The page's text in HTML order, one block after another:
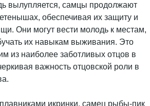
вылупляется, самцы продолжают
обеспечивая их защиту и
Они могут вести молодь к местам,
их навыкам выживания. Это
из наиболее заботливых отцов в
важность отцовской роли в